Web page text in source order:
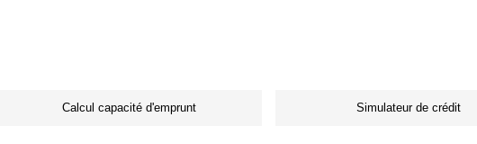
Calcul capacité d'emprunt Simulateur de crédit